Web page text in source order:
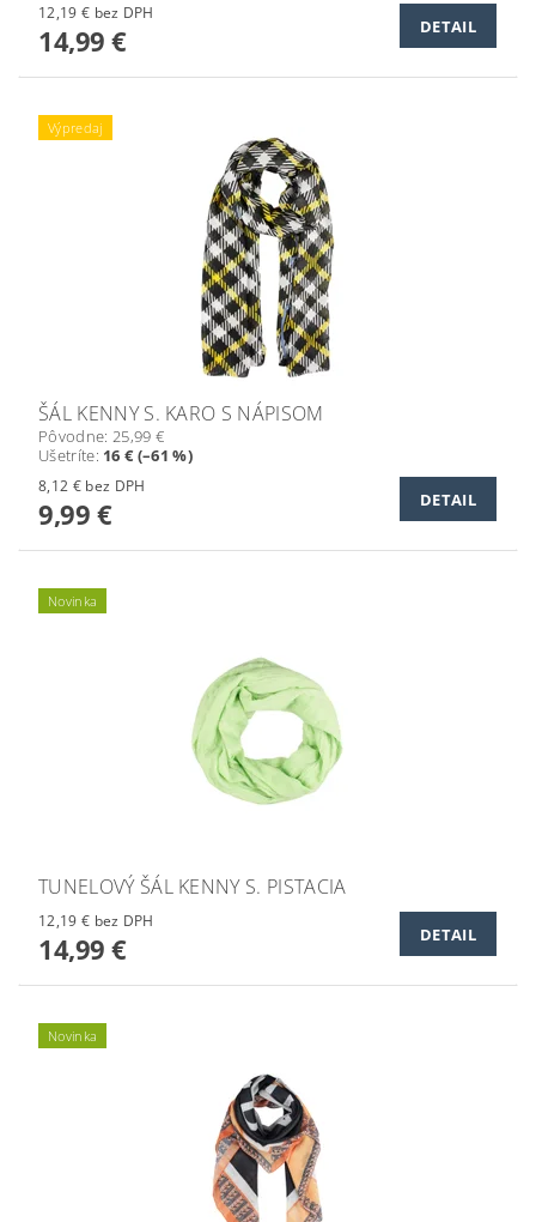
12,19 € bez DPH
14,99 € DETAIL
Výpredaj
ŠÁL KENNY S. KARO S NÁPISOM
Pôvodne: 25,99 €
Ušetríte: 16 € (–61 %)
8,12 € bez DPH
9,99 € DETAIL
Novinka
TUNELOVÝ ŠÁL KENNY S. PISTACIA
12,19 € bez DPH
14,99 € DETAIL
Novinka